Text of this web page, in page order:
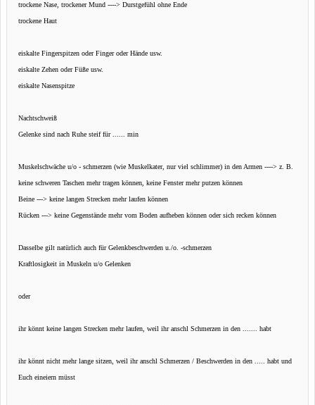
trockene Nase, trockener Mund ----> Durstgefühl ohne Ende
trockene Haut
eiskalte Fingerspitzen oder Finger oder Hände usw.
eiskalte Zehen oder Füße usw.
eiskalte Nasenspitze
Nachtschweiß
Gelenke sind nach Ruhe steif für ...... min
Muskelschwäche u/o - schmerzen (wie Muskelkater, nur viel schlimmer) in den Armen ----> z. B.
keine schweren Taschen mehr tragen können, keine Fenster mehr putzen können
Beine ---> keine langen Strecken mehr laufen können
Rücken ---> keine Gegenstände mehr vom Boden aufheben können oder sich recken können
Dasselbe gilt natürlich auch für Gelenkbeschwerden u./o. -schmerzen
Kraftlosigkeit in Muskeln u/o Gelenken
oder
ihr könnt keine langen Strecken mehr laufen, weil ihr anschl Schmerzen in den ....... habt
ihr könnt nicht mehr lange sitzen, weil ihr anschl Schmerzen / Beschwerden in den ..... habt und
Euch eineiern müsst